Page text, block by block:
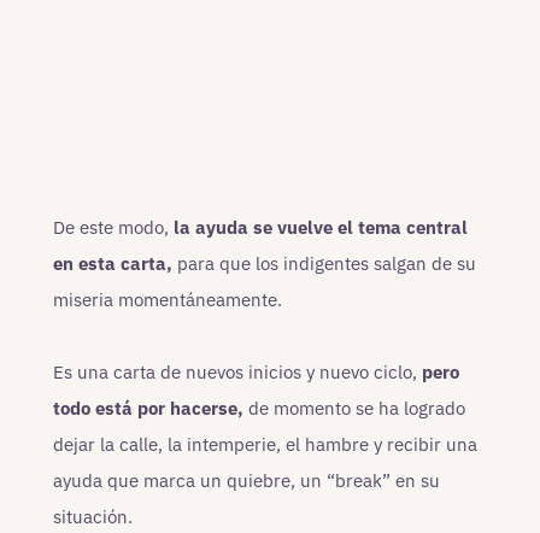
De este modo, la ayuda se vuelve el tema central
en esta carta, para que los indigentes salgan de su
miseria momentáneamente.
Es una carta de nuevos inicios y nuevo ciclo, pero
todo está por hacerse, de momento se ha logrado
dejar la calle, la intemperie, el hambre y recibir una
ayuda que marca un quiebre, un “break” en su
situación.